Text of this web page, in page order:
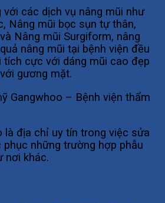
với các dịch vụ nâng mũi như
Nâng mũi bọc sụn tự thân,
Nâng mũi Surgiform, nâng
nâng mũi tại bệnh viện đều
tích cực với dáng mũi cao đẹp
gương mặt.
là địa chỉ uy tín trong việc sửa
phục những trường hợp phẫu
nơi khác.